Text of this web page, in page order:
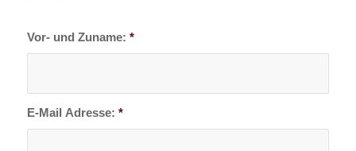
Vor- und Zuname: *
E-Mail Adresse: *